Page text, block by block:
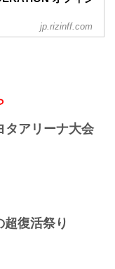
（ザ マッチツー）
ライジンおとこまつ
ルサイトにてご案内
マッチ／クレベル・
jp.rizinff.com
タアリーナ大会
超復活祭り